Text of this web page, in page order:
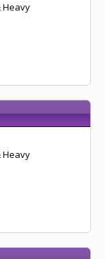
Heavy
Heavy